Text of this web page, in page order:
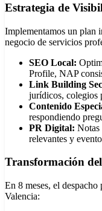
Estrategia de
Implementamos un plan
negocio de servicios
SEO Local:
Profile, NAP
Link Building
jurídicos, colegios
Contenido
respondiendo
PR Digital: Notas
relevantes y
Transformación
En 8 meses, el
Valencia: